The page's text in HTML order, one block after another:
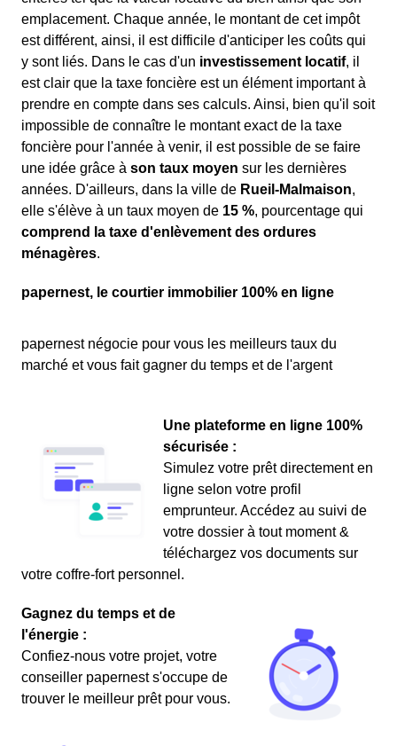
emplacement. Chaque année, le montant de cet impôt
est différent, ainsi, il est difficile d'anticiper les coûts qui
y sont liés. Dans le cas d'un investissement locatif, il
est clair que la taxe foncière est un élément important à
prendre en compte dans ses calculs. Ainsi, bien qu'il soit
impossible de connaître le montant exact de la taxe
foncière pour l'année à venir, il est possible de se faire
une idée grâce à son taux moyen sur les dernières
années. D'ailleurs, dans la ville de Rueil-Malmaison,
elle s'élève à un taux moyen de 15 %, pourcentage qui
comprend la taxe d'enlèvement des ordures
ménagères.
papernest, le courtier immobilier 100% en ligne
papernest négocie pour vous les meilleurs taux du
marché et vous fait gagner du temps et de l'argent
Une plateforme en ligne 100%
sécurisée :
Simulez votre prêt directement en
ligne selon votre profil
emprunteur. Accédez au suivi de
votre dossier à tout moment &
téléchargez vos documents sur
votre coffre-fort personnel.
Gagnez du temps et de
l'énergie :
Confiez-nous votre projet, votre
conseiller papernest s'occupe de
trouver le meilleur prêt pour vous.